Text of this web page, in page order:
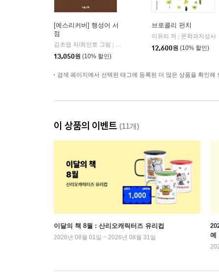
[예스리커버] 행성어 서
점
김초엽 저/최인호 그림
마음산책
13,050원 (10% 할인)
브로콜리 펀치
이유리 저
문학과지성사
12,600원 (10% 할인)
검색 페이지에서 선택된 태그에 등록된 더 많은 상품을 확인해
이 상품의 이벤트 (11개)
이달의 책 8월 : 산리오캐릭터즈 유리컵
2026년 08월 01일 ~ 2026년 08월 31일
예